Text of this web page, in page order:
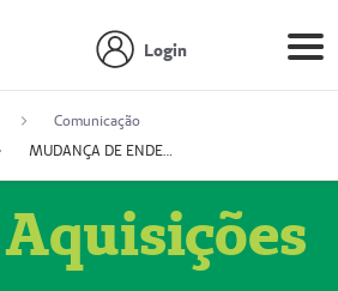
Login
Comunicação
MUDANÇA DE ENDEREÇO - DIAGITAB SERVIÇOS MÉDICOS LTDA (54003267-5)